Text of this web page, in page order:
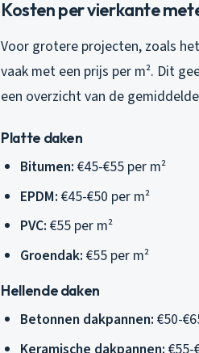
Kosten per vierkante
Voor grotere projecten, zoals
vaak met een prijs per m². Dit
een overzicht van de
Platte daken
Bitumen: €45-€55 per m²
EPDM: €45-€50 per m²
PVC: €55 per m²
Groendak: €55 per m²
Hellende daken
Betonnen dakpannen: €50-